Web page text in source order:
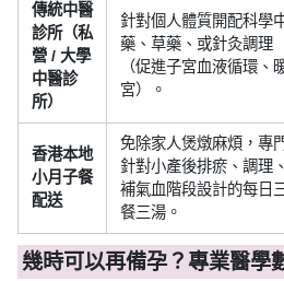
傳統中醫
診所（私
營 / 大學
中醫診
所）
針對個人體質開配科學
藥、草藥、或針灸調理
（促進子宮血液循環、
宮）。
香港本地
小月子餐
配送
免除家人煲燉麻煩，專
針對小產後排瘀、調理、
補氣血階段設計的每日
餐三湯。
幾時可以再備孕？專業醫學